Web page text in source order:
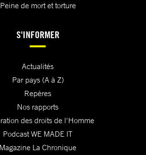
Peine de mort et torture
S'INFORMER
Actualités
Par pays (A à Z)
Repères
Nos rapports
des droits de l'Homme
Podcast WE MADE IT
Magazine La Chronique